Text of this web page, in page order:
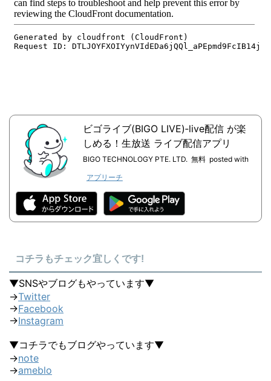
ビゴライブ(BIGO LIVE)‐live配信 が楽
しめる！生放送 ライブ配信アプリ
BIGO TECHNOLOGY PTE. LTD. 無料 posted with
アプリーチ
コチラもチェック宜しくです!
▼SNSやブログもやっています▼
→Twitter
→Facebook
→Instagram
▼コチラでもブログやっています▼
→note
→ameblo